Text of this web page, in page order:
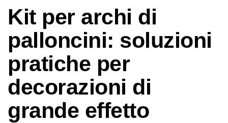
Kit per archi di
palloncini: soluzioni
pratiche per
decorazioni di
grande effetto